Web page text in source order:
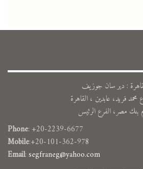
: دير سان جوزيف
بنك مصر، الفرع الرئيس
Phone: +20-2239-6677
Mobile:+20-101-362-978
Email:segfraneg@yahoo.com